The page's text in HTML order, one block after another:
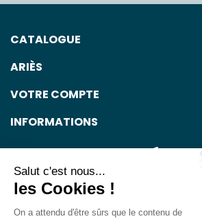
CATALOGUE
ARIÈS
VOTRE COMPTE
INFORMATIONS
Salut c'est nous...
les Cookies !
On a attendu d'être sûrs que le contenu de